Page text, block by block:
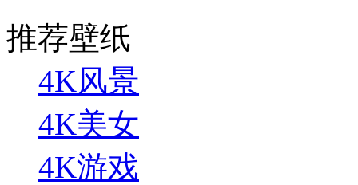
推荐壁纸
4K风景
4K美女
4K游戏